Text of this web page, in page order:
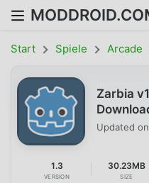
Start Spiele Arcade
Zarbia
Updated on
1.3
VERSION
30.23MB
SIZE